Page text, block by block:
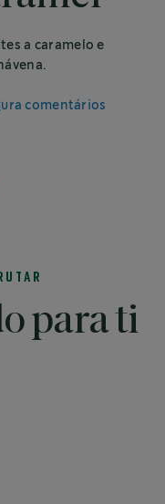
a caramelo e
comentários
para ti